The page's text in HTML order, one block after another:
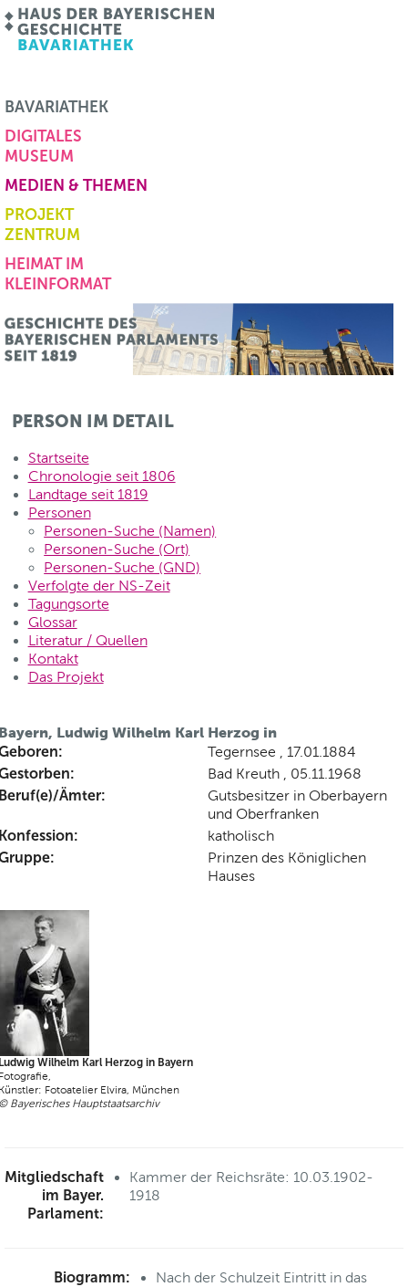
BAVARIATHEK
DIGITALES
MUSEUM
MEDIEN & THEMEN
PROJEKT
ZENTRUM
HEIMAT IM
KLEINFORMAT
PERSON IM DETAIL
Startseite
Chronologie seit 1806
Landtage seit 1819
Personen
Personen-Suche (Namen)
Personen-Suche (Ort)
Personen-Suche (GND)
Verfolgte der NS-Zeit
Tagungsorte
Glossar
Literatur / Quellen
Kontakt
Das Projekt
Ludwig Wilhelm Karl Herzog in
Tegernsee , 17.01.1884
Bad Kreuth , 05.11.1968
Ämter:
Gutsbesitzer in Oberbayern
und Oberfranken
katholisch
Prinzen des Königlichen
Hauses
Wilhelm Karl Herzog in Bayern
Fotoatelier Elvira, München
Bayerisches Hauptstaatsarchiv
Mitgliedschaft
im Bayer.
Parlament:
Kammer der Reichsräte: 10.03.1902-
1918
Biogramm:
Nach der Schulzeit Eintritt in das